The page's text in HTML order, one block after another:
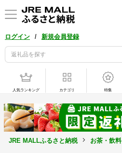
ログイン / 新規会員登録
人気ランキング カテゴリ 特集
JRE MALLふるさと納税 お茶・飲料